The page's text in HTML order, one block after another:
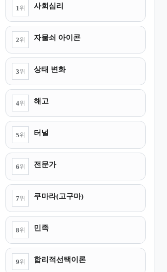
1 위 사회심리
2위 자물쇠 아이콘
3위 상태 변화
4위 해고
5위 터널
6위 전문가
7위 쿠마라(고구마)
8위 민족
9위 합리적선택이론